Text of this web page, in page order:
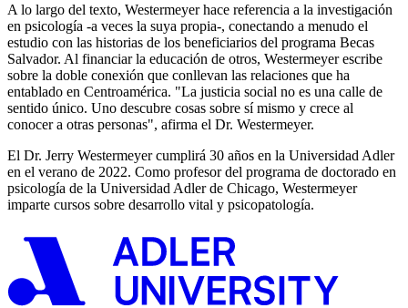
A lo largo del texto, Westermeyer hace referencia a la investigación
en psicología -a veces la suya propia-, conectando a menudo el
estudio con las historias de los beneficiarios del programa Becas
Salvador. Al financiar la educación de otros, Westermeyer escribe
sobre la doble conexión que conllevan las relaciones que ha
entablado en Centroamérica. "La justicia social no es una calle de
sentido único. Uno descubre cosas sobre sí mismo y crece al
conocer a otras personas", afirma el Dr. Westermeyer.
El Dr. Jerry Westermeyer cumplirá 30 años en la Universidad Adler
en el verano de 2022. Como profesor del programa de doctorado en
psicología de la Universidad Adler de Chicago, Westermeyer
imparte cursos sobre desarrollo vital y psicopatología.